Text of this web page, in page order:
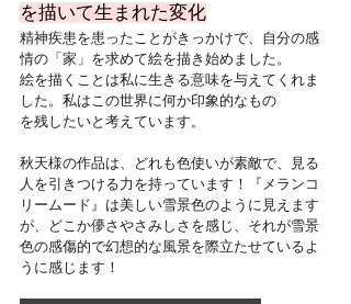
を描いて生まれた変化
精神疾患を患ったことがきっかけで、自分の感
情の「家」を求めて絵を描き始めました。
絵を描くことは私に生きる意味を与えてくれま
した。私はこの世界に何か印象的なもの
を残したいと考えています。
秋天様の作品は、どれも色使いが素敵で、見る
人を引きつける力を持っています！『メランコ
リームード』は美しい雪景色のように見えます
が、どこか儚さやさみしさを感じ、それが雪景
色の感傷的で幻想的な風景を際立たせているよ
うに感じます！